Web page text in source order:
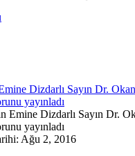
Dizdarlı Sayın Dr.
yayınladı
Ağu 2, 2016